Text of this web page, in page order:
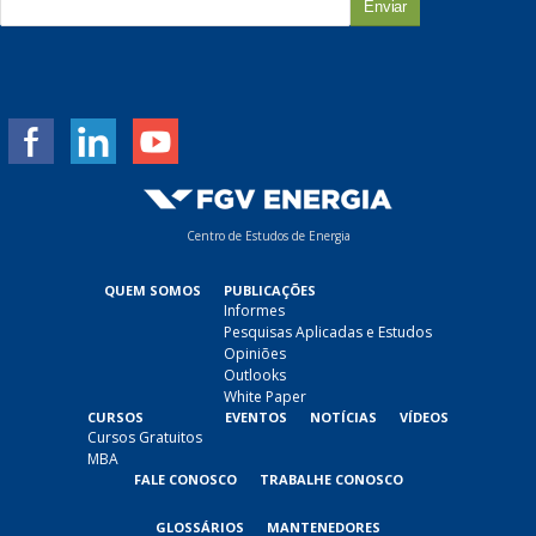
m
Centro de Estudos de Energia
QUEM SOMOS PUBLICAÇÕES
Informes
Pesquisas Aplicadas e Estudos
Opiniões
Outlooks
White Paper
CURSOS
Cursos Gratuitos
MBA
EVENTOS NOTÍCIAS VÍDEOS
FALE CONOSCO TRABALHE CONOSCO
GLOSSÁRIOS MANTENEDORES